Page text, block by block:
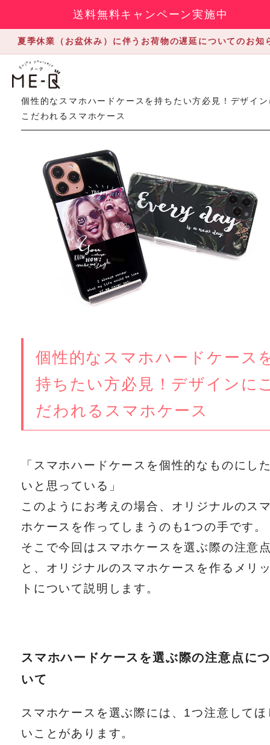
送料無料キャンペーン実施中
夏季休業（お盆休み）に伴うお荷物の遅延についてのお知
2020.5.23
個性的なスマホハードケースを持ちたい方必見！デザイ
こだわれるスマホケース
個性的なスマホハードケース
持ちたい方必見！デザインに
だわれるスマホケース
「スマホハードケースを個性的なものにし
いと思っている」
このようにお考えの場合、オリジナルのス
ホケースを作ってしまうのも1つの手です。
そこで今回はスマホケースを選ぶ際の注意
と、オリジナルのスマホケースを作るメリ
トについて説明します。
スマホハードケースを選ぶ際の注意点に
いて
スマホケースを選ぶ際には、1つ注意してほ
いことがあります。